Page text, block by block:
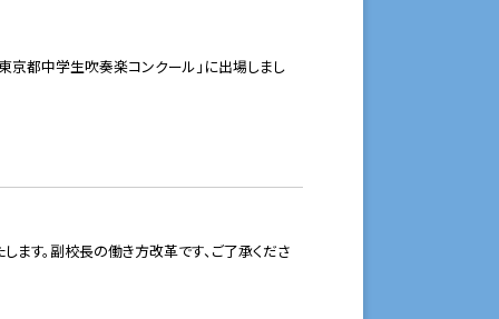
京都中学生吹奏楽コンクール」に出場しまし
す。副校長の働き方改革です、ご了承くださ